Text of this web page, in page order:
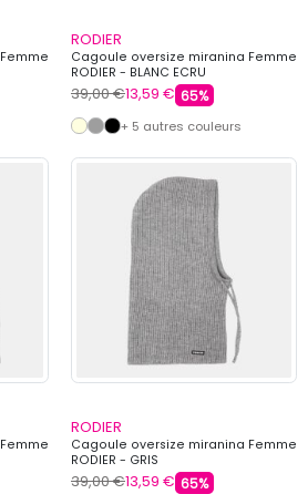
RODIER
Cagoule oversize miranina Femme
RODIER - BLANC ECRU
39,00 €13,59 € 65%
+ 5 autres couleurs
RODIER
Cagoule oversize miranina Femme
RODIER - GRIS
39,00 €13,59 € 65%